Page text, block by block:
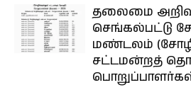
தலைமை
செங்கல்பட்டு
மண்டலம்
சட்டமன்றத்